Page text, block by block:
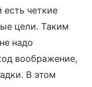
четкие
цели. Таким
надо
воображение,
В этом